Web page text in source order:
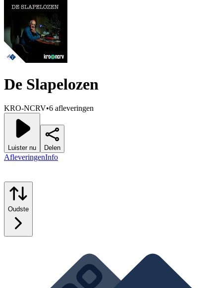
De Slapelozen
KRO-NCRV•6 afleveringen
Luister nu Delen
AfleveringenInfo
Oudste